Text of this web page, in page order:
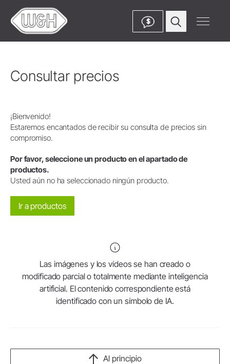
$
Consultar precios
¡Bienvenido!
Estaremos encantados de recibir su consulta de precios sin
compromiso.
Por favor, seleccione un producto en el apartado de
productos.
Usted aún no ha seleccionado ningún producto.
Ir a productos
Las imágenes y los vídeos se han creado o
modificado parcial o totalmente mediante inteligencia
artificial. El contenido correspondiente está
identificado con un símbolo de IA.
Al principio